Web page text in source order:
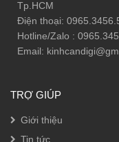
Tp.HCM
Điện thoại:
Hotline/Zalo :
Email:
TRỢ GIÚP
Giới thiệu
Tin tức